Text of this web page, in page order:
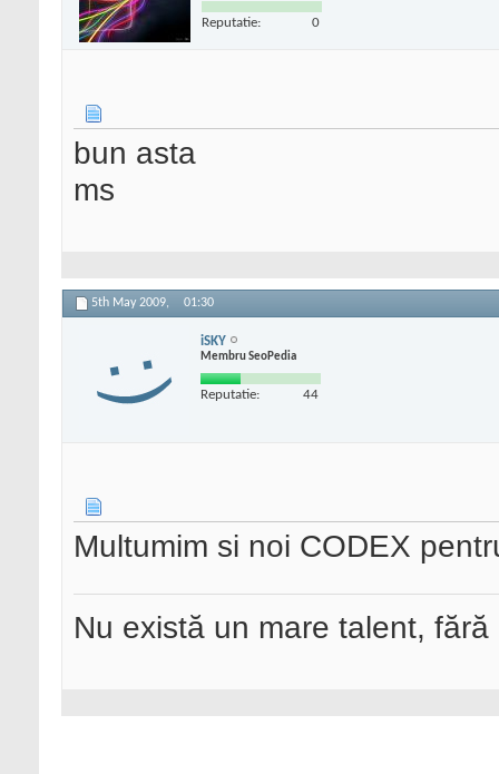
Reputatie: 0
bun asta
ms
5th May 2009, 01:30
iSKY
Membru SeoPedia
Reputatie: 44
Multumim si noi CODEX
Nu există un mare talent,